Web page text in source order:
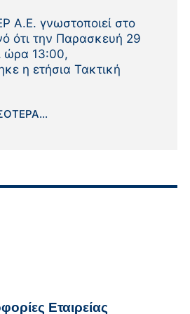
Α.Ε. γνωστοποιεί στο
ότι την Παρασκευή 29
ώρα 13:00,
η ετήσια Τακτική
Εταιρείας